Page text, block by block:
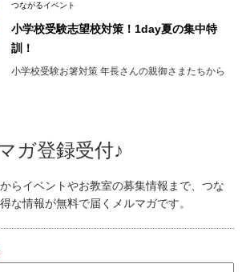
つながるイベント
小学校受験志望校対策！1day夏の集中特
訓！
小学校受験お箸対策 年長さんの親御さまたちから
ガ登録受付♪
らイベントやお教室の募集情報まで、つな
な情報が無料で届くメルマガです。